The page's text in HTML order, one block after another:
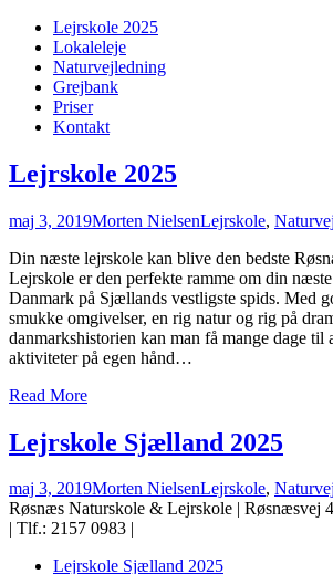
Lejrskole 2025
Lokaleleje
Naturvejledning
Grejbank
Priser
Kontakt
Lejrskole 2025
maj 3, 2019Morten NielsenLejrskole,
Din næste lejrskole kan blive den bedste
Lejrskole er den perfekte ramme om din
Danmark på Sjællands vestligste spids. Med
smukke omgivelser, en rig natur og rig på
danmarkshistorien kan man få mange dage til
aktiviteter på egen hånd…
Read More
Lejrskole Sjælland 2025
maj 3, 2019Morten NielsenLejrskole,
Røsnæs Naturskole & Lejrskole | Røsnæsvej
| Tlf.: 2157 0983 |
Lejrskole Sjælland 2025